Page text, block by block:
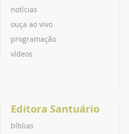
notícias
ouça ao vivo
programação
vídeos
Editora Santuário
bíblias